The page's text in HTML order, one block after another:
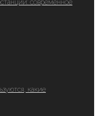
современное
какие